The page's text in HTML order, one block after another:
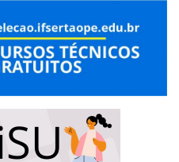
Processo Seletivo Cursos